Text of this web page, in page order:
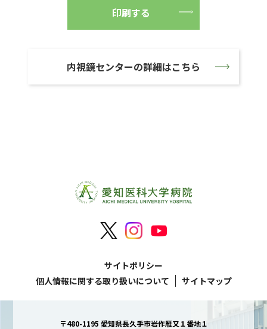
印刷する
内視鏡センターの詳細はこちら
サイトポリシー
個人情報に関する取り扱いについて
サイトマップ
〒480-1195 愛知県長久手市岩作雁又１番地１